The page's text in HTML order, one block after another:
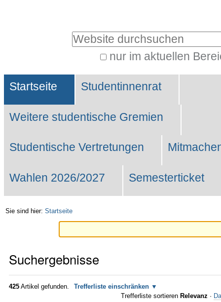
Website durchsuchen
nur im aktuellen
Suche…
Sektionen
Startseite Studentinnenrat
Weitere studentische Gremien
Studentische Vertretungen
Wahlen 2026/2027 Semesterticket
Sie sind hier: Startseite
Suchergebnisse
425 Artikel gefunden.
Trefferliste einschränken
Trefferliste sortieren Relevanz ·